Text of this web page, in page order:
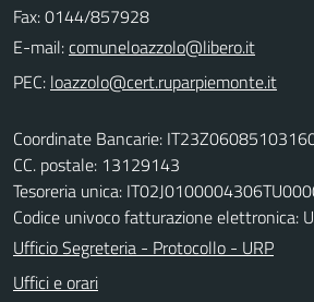
Fax: 0144/857928
E-mail:
PEC:
Coordinate Bancarie:
CC. postale: 13129143
Tesoreria unica:
Codice univoco fatturazione elettronica:
Ufficio Segreteria - Protocollo - URP
Uffici e orari